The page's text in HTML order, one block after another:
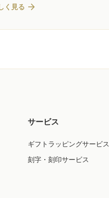
く見る arrow_forward
サービス
ギフトラッピングサービス
刻字・刻印サービス